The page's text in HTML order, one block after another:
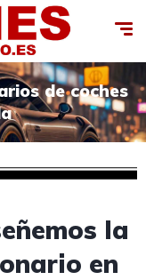
de coches
la
en